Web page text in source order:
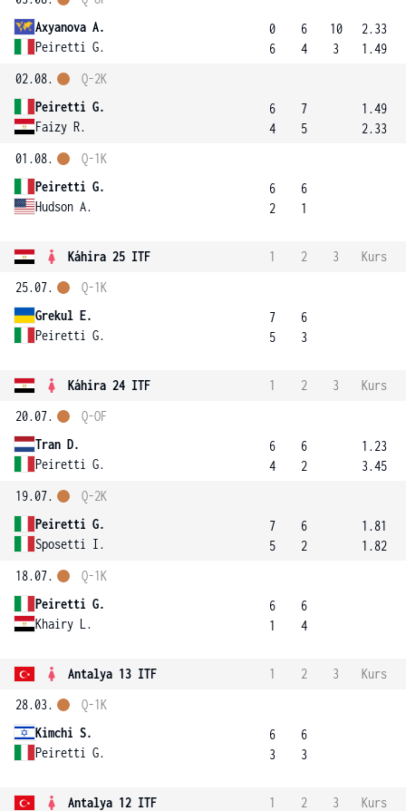
Axyanova A.
Peiretti G.
0
6
6
4
10
3
2.33
1.49
02.08.
Peiretti G.
Faizy R.
Q-2K
6
4
7
5
1.49
2.33
01.08.
Peiretti G.
Hudson A.
Q-1K
6
2
6
1
Káhira 25 ITF 1 2 3
Kurs
25.07.
Grekul E.
Peiretti G.
Q-1K
7
5
6
3
Káhira 24 ITF 1 2 3
Kurs
20.07.
Tran D.
Peiretti G.
Q-OF
6
4
6
2
1.23
3.45
19.07.
Peiretti G.
Sposetti I.
Q-2K
7
5
6
2
1.81
1.82
18.07.
Peiretti G.
Khairy L.
Q-1K
6
1
6
4
Antalya 13 ITF 1 2 3
Kurs
28.03.
Kimchi S.
Peiretti G.
Q-1K
6
3
6
3
Antalya 12 ITF 1 2 3
Kurs